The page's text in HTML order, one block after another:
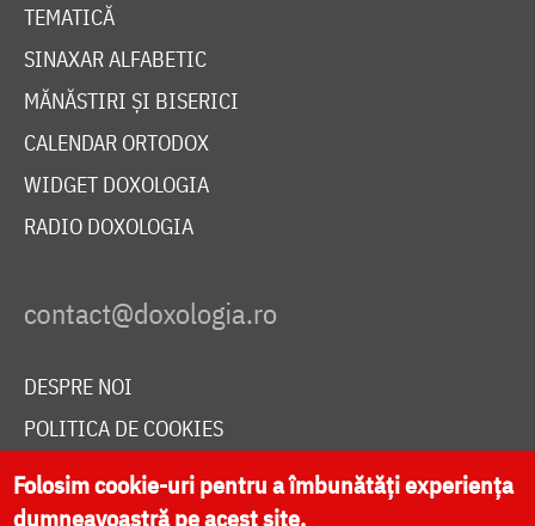
TEMATICĂ
SINAXAR ALFABETIC
MĂNĂSTIRI ȘI BISERICI
CALENDAR ORTODOX
WIDGET DOXOLOGIA
RADIO DOXOLOGIA
DESPRE NOI
POLITICA DE COOKIES
DONEAZĂ ONLINE PENTRU CATEDRALA NAȚIONALĂ
Folosim cookie-uri pentru a îmbunătăți experiența
dumneavoastră pe acest site.